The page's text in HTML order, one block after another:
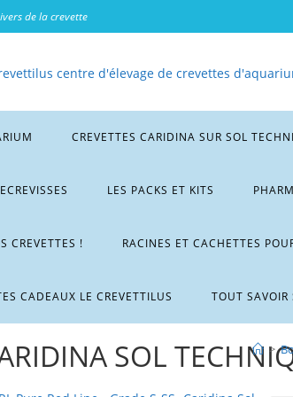
de la crevette
CREVETTES CARIDINA SUR SOL
LES PACKS ET KITS
CREVETTES ! RACINES ET CACHETTES
CADEAUX LE CREVETTILUS TOUT SAVOIR
SOL >